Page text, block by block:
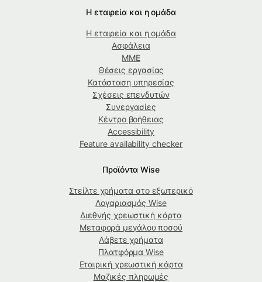
Η εταιρεία και η ομάδα
Η εταιρεία και η ομάδα
Ασφάλεια
ΜΜΕ
Θέσεις εργασίας
Κατάσταση υπηρεσίας
Σχέσεις επενδυτών
Συνεργασίες
Κέντρο βοήθειας
Accessibility
Feature availability checker
Προϊόντα Wise
Στείλτε χρήματα στο εξωτερικό
Λογαριασμός Wise
Διεθνής χρεωστική κάρτα
Μεταφορά μεγάλου ποσού
Λάβετε χρήματα
Πλατφόρμα Wise
Εταιρική χρεωστική κάρτα
Μαζικές πληρωμές